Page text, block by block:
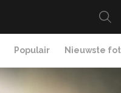
Populair Nieuwste